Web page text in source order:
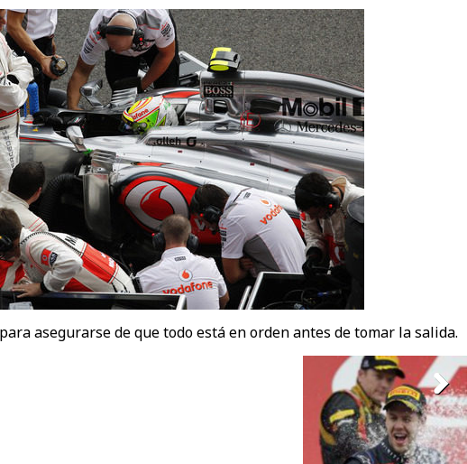
asegurarse de que todo está en orden antes de tomar la salida.